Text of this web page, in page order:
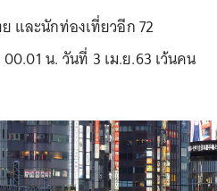
และนักท่องเที่ยวอีก 72
น. วันที่ 3 เม.ย.63 เว้นคน